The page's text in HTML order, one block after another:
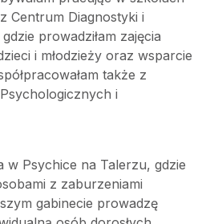
Centrum Diagnostyki i
prowadziłam zajęcia
i młodzieży oraz wsparcie
także z
i
w Psychice na Talerzu, gdzie
z zaburzeniami
gabinecie prowadzę